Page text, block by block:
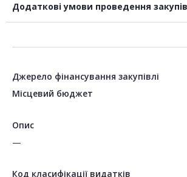
Додаткові умови проведення
Джерело фінансування закупівлі
Місцевий бюджет
Опис
—
Код класифікації видатків